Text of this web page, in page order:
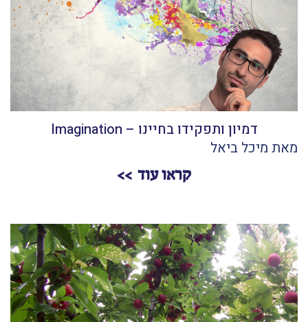
דמיון ותפקידו בחיינו – Imagination
מאת מיכל ביאל
קראו עוד